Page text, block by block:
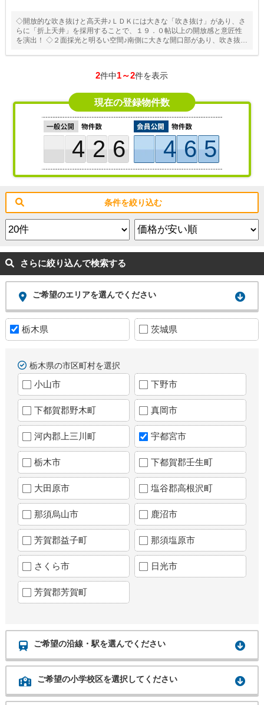
◇開放的な吹き抜けと高天井♪ＬＤＫには大きな「吹き抜け」があり、さ
らに「折上天井」を採用することで、１９．０帖以上の開放感と意匠性
を演出！ ◇２面採光と明るい空間♪南側に大きな開口部があり、吹き抜け
ＩＣと各室収納♪主寝室にはウォークインクローゼットがあり、他の全居
2件中1～2件を表示
現在の登録物件数
426 465
条件を絞り込む
さらに絞り込んで検索する
ご希望のエリアを選んでください
栃木県 茨城県
栃木県の市区町村を選択
小山市 下野市
下都賀郡野木町 真岡市
河内郡上三川町 宇都宮市
栃木市 下都賀郡壬生町
大田原市 塩谷郡高根沢町
那須烏山市 鹿沼市
芳賀郡益子町 那須塩原市
さくら市 日光市
芳賀郡芳賀町
ご希望の沿線・駅を選んでください
ご希望の小学校区を選択してください